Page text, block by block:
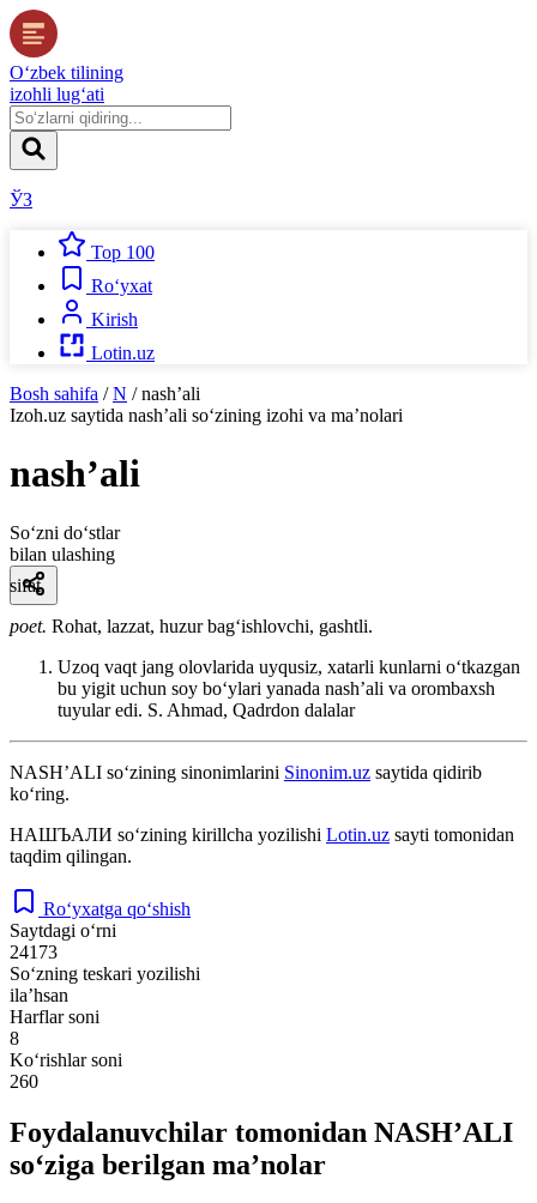
O‘zbek tilining
izohli lug‘ati
ЎЗ
Top 100
Ro‘yxat
Kirish
Lotin.uz
Bosh sahifa / N / nashʼali
Izoh.uz saytida nashʼali so‘zining izohi va ma’nolari
nashʼali
So‘zni do‘stlar
bilan ulashing
sifat
poet. Rohat, lazzat, huzur bagʻishlovchi, gashtli.
Uzoq vaqt jang olovlarida uyqusiz, xatarli kunlarni oʻtkazgan
bu yigit uchun soy boʻylari yanada nashʼali va orombaxsh
tuyular edi. S. Ahmad, Qadrdon dalalar
NASHʼALI so‘zining sinonimlarini Sinonim.uz saytida qidirib
ko‘ring.
НАШЪАЛИ so‘zining kirillcha yozilishi Lotin.uz sayti tomonidan
taqdim qilingan.
Ro‘yxatga qo‘shish
Saytdagi o‘rni
24173
So‘zning teskari yozilishi
ilaʼhsan
Harflar soni
8
Ko‘rishlar soni
260
Foydalanuvchilar tomonidan NASHʼALI
so‘ziga berilgan ma’nolar